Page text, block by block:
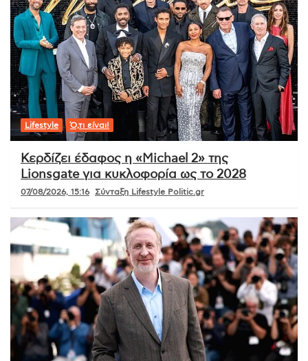
Lifestyle Ό,τι είναι!
Κερδίζει έδαφος η «Michael 2» της
Lionsgate για κυκλοφορία ως το 2028
07/08/2026, 15:16 Σύνταξη Lifestyle Politic.gr